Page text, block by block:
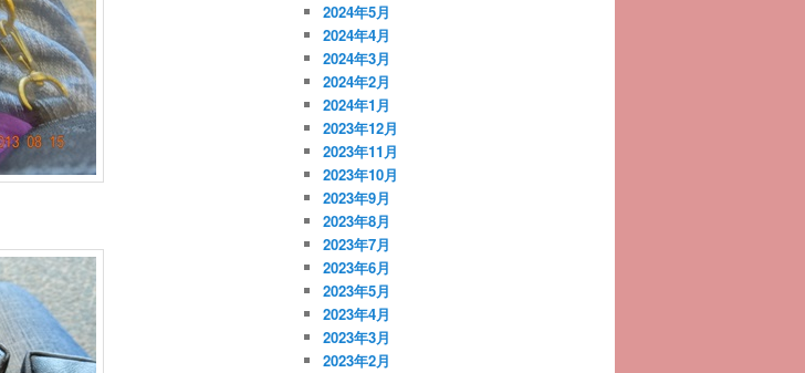
2024年5月
2024年4月
2024年3月
2024年2月
2024年1月
2023年12月
2023年11月
2023年10月
2023年9月
2023年8月
2023年7月
2023年6月
2023年5月
2023年4月
2023年3月
2023年2月